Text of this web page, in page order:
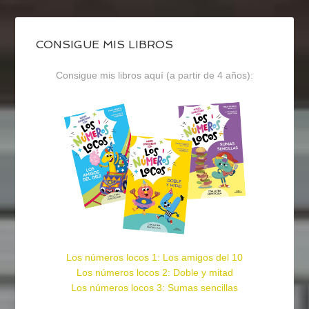
CONSIGUE MIS LIBROS
Consigue mis libros aquí (a partir de 4 años):
Los números locos 1: Los amigos del 10
Los números locos 2: Doble y mitad
Los números locos 3: Sumas sencillas